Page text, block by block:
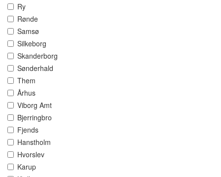
Ry
Rønde
Samsø
Silkeborg
Skanderborg
Sønderhald
Them
Århus
Viborg Amt
Bjerringbro
Fjends
Hanstholm
Hvorslev
Karup